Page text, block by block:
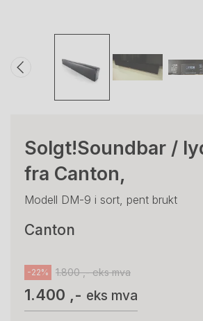
Solgt!Soundbar /
fra Canton,
Modell DM-9 i sort, pent brukt
Canton
-22% 1.800 ,- eks mva
1.400 ,- eks mva